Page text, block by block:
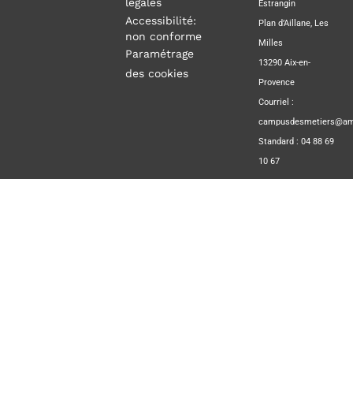
Accessibilité:
non conforme
Paramétrage
des cookies
Estrangin
Plan d’Aillane, Les
Milles
13290 Aix-en-
Provence
Courriel :
Standard : 04 88 69
10 67